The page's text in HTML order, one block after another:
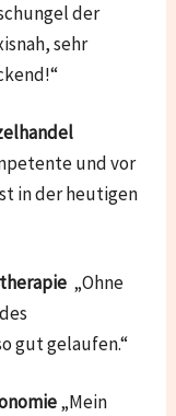
der
sehr
und vor
in der heutigen
„Ohne
gut gelaufen.“
„Mein